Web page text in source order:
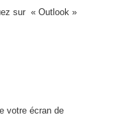
sur « Outlook »
votre écran de